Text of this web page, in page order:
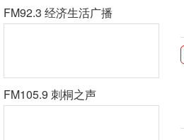
FM92.3 经济生活广播
FM105.9 刺桐之声